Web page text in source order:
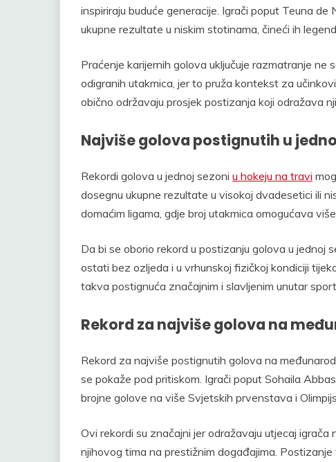
inspiriraju buduće generacije. Igrači poput Teuna de
ukupne rezultate u niskim stotinama, čineći ih
Praćenje karijernih golova uključuje razmatranje ne
odigranih utakmica, jer to pruža kontekst za
obično održavaju prosjek postizanja koji odražava
Najviše golova postignutih u
Rekordi golova u jednoj sezoni u hokeju na travi
dosegnu ukupne rezultate u visokoj dvadesetici ili
domaćim ligama, gdje broj utakmica omogućava
Da bi se oborio rekord u postizanju golova u jednoj
ostati bez ozljeda i u vrhunskoj fizičkoj kondiciji
takva postignuća značajnim i slavljenim unutar
Rekord za najviše golova na
Rekord za najviše postignutih golova na
se pokaže pod pritiskom. Igrači poput Sohaila
brojne golove na više Svjetskih prvenstava i
Ovi rekordi su značajni jer odražavaju utjecaj
njihovog tima na prestižnim događajima.